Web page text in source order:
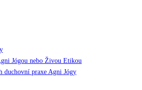
Jógou nebo Živou Etikou
duchovní praxe Agni Jógy